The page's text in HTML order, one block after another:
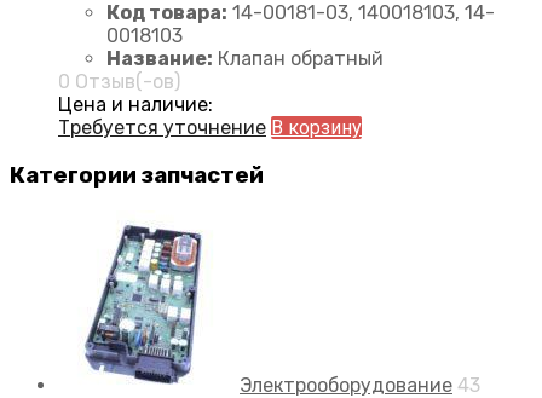
Код товара: 14-00181-03, 140018103, 14-
0018103
Название: Клапан обратный
0 Отзыв(-ов)
Цена и наличие:
Требуется уточнение В корзину
Категории запчастей
Электрооборудование 43